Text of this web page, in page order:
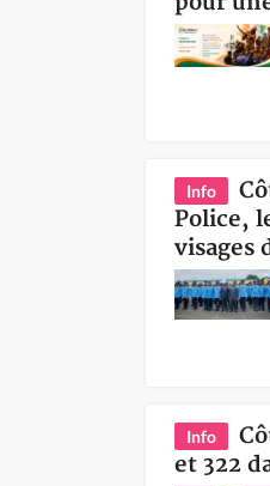
Info
Police,
visages
Info
et 322